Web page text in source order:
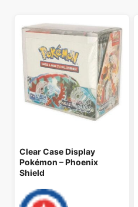
Clear Case Display
Pokémon – Phoenix
Shield